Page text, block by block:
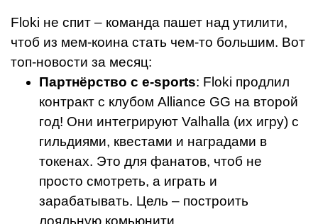
Floki не спит – команда пашет над утилити,
чтоб из мем-коина стать чем-то большим. Вот
топ-новости за месяц:
Партнёрство с e-sports: Floki продлил
контракт с клубом Alliance GG на второй
год! Они интегрируют Valhalla (их игру) с
гильдиями, квестами и наградами в
токенах. Это для фанатов, чтоб не
просто смотреть, а играть и
зарабатывать. Цель – построить
лояльную комьюнити.